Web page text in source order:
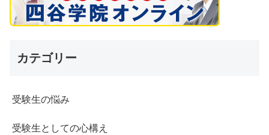
カテゴリー
受験生の悩み
受験生としての心構え